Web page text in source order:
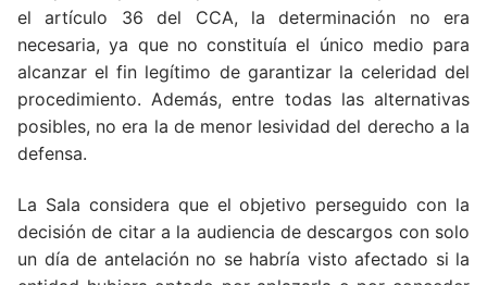
el artículo 36 del CCA, la determinación no era
necesaria, ya que no constituía el único medio para
alcanzar el fin legítimo de garantizar la celeridad del
procedimiento. Además, entre todas las alternativas
posibles, no era la de menor lesividad del derecho a la
defensa.
La Sala considera que el objetivo perseguido con la
decisión de citar a la audiencia de descargos con solo
un día de antelación no se habría visto afectado si la